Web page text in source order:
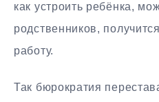
как устроить ребёнка,
родственников,
работу.
Так бюрократия